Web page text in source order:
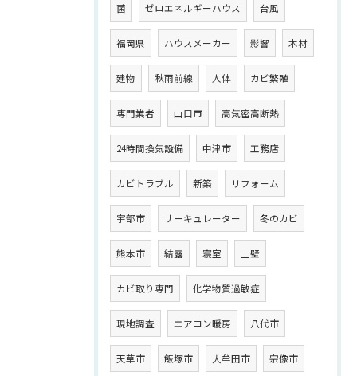
菌 ゼロエネルギーハウス 台風
福岡県 ハウスメーカー 影響 木材
建物 秋雨前線 人体 カビ繁殖
専門業者 山口市 高気密高断熱
24時間換気設備 中津市 工務店
カビトラブル 新築 リフォーム
宇部市 サーキュレーター 冬のカビ
熊本市 結露 寝室 土壁
カビ取り専門 化学物質過敏症
現地調査 エアコン暖房 八代市
天草市 飯塚市 大牟田市 宗像市